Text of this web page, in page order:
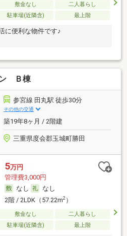
敷金なし
二人暮らし
駐車場(近隣含) 最上階
に便利な物件です♪
ン Ｂ棟
参宮線 田丸駅 徒歩30分
その他の交通
築19年8ヶ月 / 2階建
三重県度会郡玉城町勝田
5万円
管理費3,000円
なし
なし
2階 / 2LDK（57.22m2）
敷金なし
二人暮らし
駐車場(近隣含) 最上階